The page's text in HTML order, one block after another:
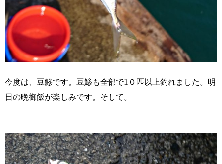
今度は、豆鯵です。豆鯵も全部で1 ０匹以上釣れました。明
日の晩御飯が楽しみです。そして。